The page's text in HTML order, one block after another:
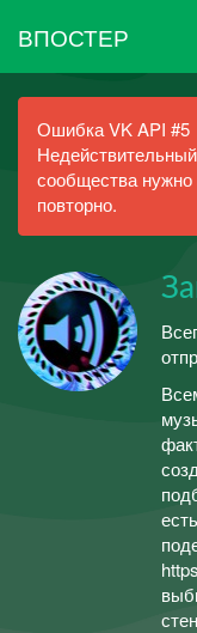
ВПОСТЕР
Ошибка VK API #5
сообщества нужно
повторно.